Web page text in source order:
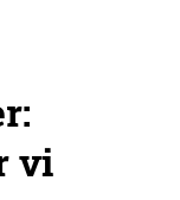
vi